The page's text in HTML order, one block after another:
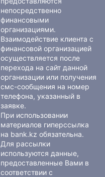
непосредственно
финансовыми
организациями.
Взаимодействие клиента с
финансовой организацией
осуществляется после
перехода на сайт данной
организации или получения
смс-сообщения на номер
телефона, указанный в
заявке.
При использовании
материалов гиперссылка
на bank.kz обязательна.
Для рассылки
используются данные,
предоставленные Вами в
соответствии с